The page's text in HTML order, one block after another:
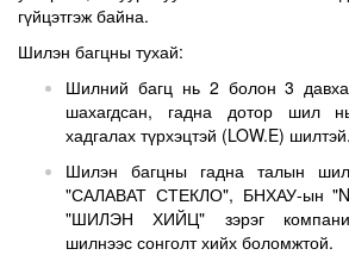
гүйцэтгэж байна.
Шилэн багцны тухай:
Шилний багц нь 2 болон 3
шахагдсан, гадна дотор шил
хадгалах түрхэцтэй (LOW.E) шилтэй.
Шилэн багцны гадна талын
"САЛАВАТ СТЕКЛО", БНХАУ-ын
"ШИЛЭН ХИЙЦ" зэрэг
шилнээс сонголт хийх боломжтой.